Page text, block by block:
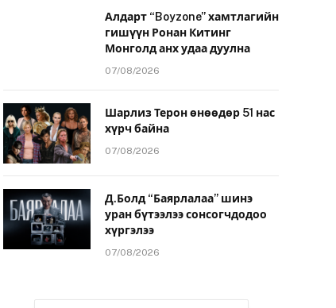
Алдарт “Boyzone” хамтлагийн
гишүүн Ронан Китинг
Монголд анх удаа дуулна
07/08/2026
Шарлиз Терон өнөөдөр 51 нас
хүрч байна
07/08/2026
Д.Болд “Баярлалаа” шинэ
уран бүтээлээ сонсогчдодоо
хүргэлээ
07/08/2026